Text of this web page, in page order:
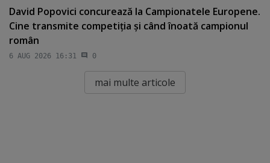
David Popovici concurează la Campionatele Europene.
Cine transmite competiţia şi când înoată campionul
român
6 AUG 2026 16:31 0
mai multe articole